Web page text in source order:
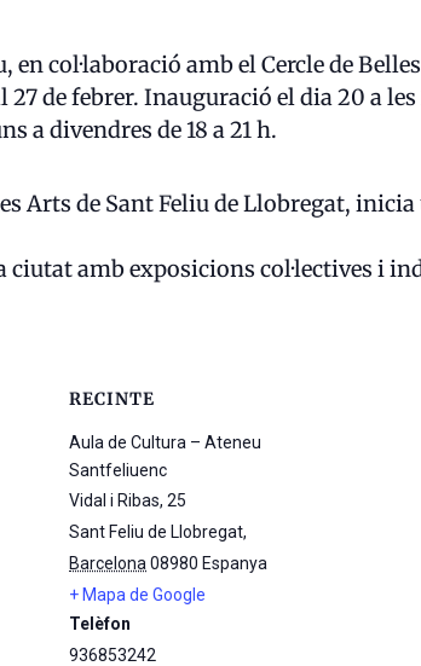
en col·laboració amb el Cercle de
27 de febrer. Inauguració el dia 20 a
a divendres de 18 a 21 h.
Arts de Sant Feliu de Llobregat,
amb exposicions col·lectives i
RECINTE
Aula de Cultura – Ateneu
Santfeliuenc
Vidal i Ribas, 25
Sant Feliu de Llobregat,
Barcelona 08980 Espanya
+ Mapa de Google
Telèfon
936853242